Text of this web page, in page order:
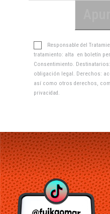
Responsable del
tratamiento: alta en boletín
Consentimiento.
obligación legal. Derechos:
así como otros derechos,
privacidad.